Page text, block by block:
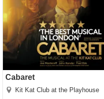
Cabaret
Kit Kat Club at the Playhouse